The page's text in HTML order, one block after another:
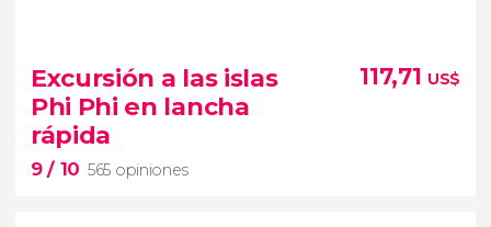
697 opiniones
Buda Esmeralda
Buda Reclinado
Gran
Palacio
por el Bangkok imprescindible con entradas
Excursión a las islas
Phi Phi en lancha
rápida
9/ 10 565 opiniones
117,71 US$